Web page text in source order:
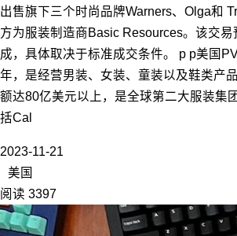
出售旗下三个时尚品牌Warners、Olga和
方为服装制造商Basic Resources。该交易
成，具体取决于标准成交条件。 p p美国
年，是经营男装、女装、童装以及鞋类产
额达80亿美元以上，是全球第二大服装集
括Cal
2023-11-21
美国
阅读 3397